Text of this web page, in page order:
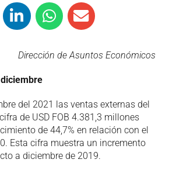
Dirección de Asuntos Económicos
del 2021 las ventas externas del
de USD FOB 4.381,3 millones
de 44,7% en relación con el
Esta cifra muestra un incremento
a diciembre de 2019.